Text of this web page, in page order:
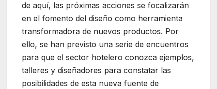
de aquí, las próximas acciones se focalizarán
en el fomento del diseño como herramienta
transformadora de nuevos productos. Por
ello, se han previsto una serie de encuentros
para que el sector hotelero conozca ejemplos,
talleres y diseñadores para constatar las
posibilidades de esta nueva fuente de